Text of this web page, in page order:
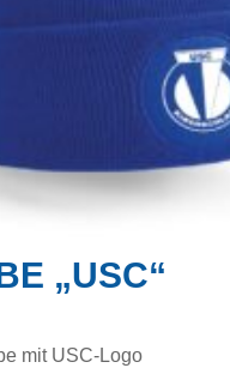
„USC“
mit USC-Logo